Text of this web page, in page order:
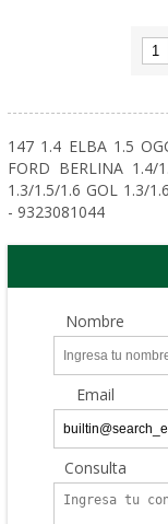
147 1.4 ELBA 1.5
FORD BERLINA 1.4/
1.3/1.5/1.6 GOL 1.3/
- 9323081044
Nombre
Email
Consulta